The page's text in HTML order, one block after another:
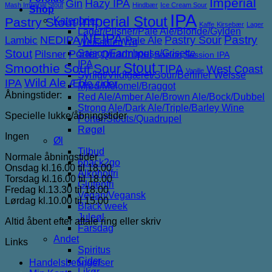
Shop
Kategorier
Lager/Pilsner/Pale Ale/Blonde/Gylden
Weissbier/Wit
Saison/Farmhouse/Grisette
IPA
Syrligt/Vildtgæret/Sour/Berliner Weisse
Mjød/Melomel/Braggot
Red Ale/Amber Ale/Brown Ale/Bock/Dubbel
Strong Ale/Dark Ale/Triple/Barley Wine
Porter/Stouts/Quadrupel
Røgøl
Øl
Tilbud
6pack2go
Alkoholfri
Glutenfri
Vegan/Vegansk
Black week
Juleøl
Farsdag
Andet
Spiritus
Cider
Mash Imperial Stout Gin Hazy IPA Hindbær Ice Cream Sour
Pastry Stout Imperial Stout IPA Kaffe Kirsebær Lager
Lambic NEDIPANEIPA Pale Ale Pastry SourPastry
Stout Pilsner Porter Quadrupel Saison Session IPA
Smoothie SourSourStoutTIPA Vanilje West Coast
IPAWild Ale Æble cider
Åbningstider:
Specielle lukke/åbningstider
Ingen
Normale åbningstider
Onsdag kl.16.00 til 18.00
Torsdag kl.16.00 til 18.00
Fredag kl.13.30 til 18.00
Lørdag kl.10.00 til 15.00
Altid åbent efter aftale ring eller skriv
Links
Handelsbetingelser